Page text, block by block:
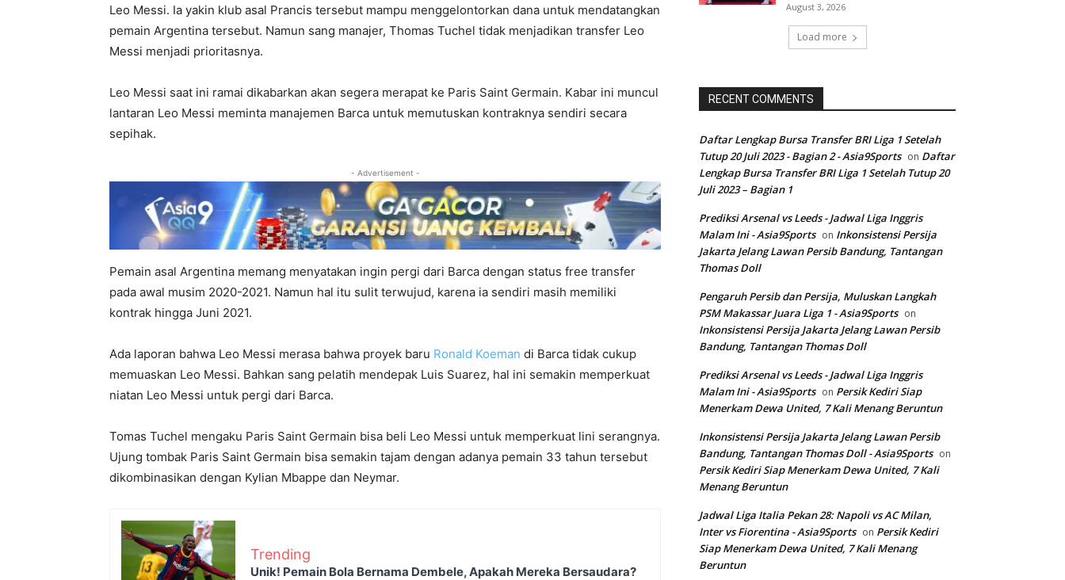
Leo Messi. Ia yakin klub asal Prancis tersebut mampu menggelontorkan dana untuk mendatangkan
pemain Argentina tersebut. Namun sang manajer, Thomas Tuchel tidak menjadikan transfer Leo
Messi menjadi prioritasnya.
Leo Messi saat ini ramai dikabarkan akan segera merapat ke Paris Saint Germain. Kabar ini muncul
lantaran Leo Messi meminta manajemen Barca untuk memutuskan kontraknya sendiri secara
sepihak.
- Advertisement -
Pemain asal Argentina memang menyatakan ingin pergi dari Barca dengan status free transfer
pada awal musim 2020-2021. Namun hal itu sulit terwujud, karena ia sendiri masih memiliki
kontrak hingga Juni 2021.
Ada laporan bahwa Leo Messi merasa bahwa proyek baru Ronald Koeman di Barca tidak cukup
memuaskan Leo Messi. Bahkan sang pelatih mendepak Luis Suarez, hal ini semakin memperkuat
niatan Leo Messi untuk pergi dari Barca.
Tomas Tuchel mengaku Paris Saint Germain bisa beli Leo Messi untuk memperkuat lini serangnya.
Ujung tombak Paris Saint Germain bisa semakin tajam dengan adanya pemain 33 tahun tersebut
dikombinasikan dengan Kylian Mbappe dan Neymar.
Trending
Unik! Pemain Bola Bernama Dembele, Apakah Mereka Bersaudara?
August 3, 2026
Load more
RECENT COMMENTS
Daftar Lengkap Bursa Transfer BRI Liga 1 Setelah
Tutup 20 Juli 2023 - Bagian 2 - Asia9Sports on Daftar
Lengkap Bursa Transfer BRI Liga 1 Setelah Tutup 20
Juli 2023 – Bagian 1
Prediksi Arsenal vs Leeds - Jadwal Liga Inggris
Malam Ini - Asia9Sports on Inkonsistensi Persija
Jakarta Jelang Lawan Persib Bandung, Tantangan
Thomas Doll
Pengaruh Persib dan Persija, Muluskan Langkah
PSM Makassar Juara Liga 1 - Asia9Sports on
Inkonsistensi Persija Jakarta Jelang Lawan Persib
Bandung, Tantangan Thomas Doll
Prediksi Arsenal vs Leeds - Jadwal Liga Inggris
Malam Ini - Asia9Sports on Persik Kediri Siap
Menerkam Dewa United, 7 Kali Menang Beruntun
Inkonsistensi Persija Jakarta Jelang Lawan Persib
Bandung, Tantangan Thomas Doll - Asia9Sports on
Persik Kediri Siap Menerkam Dewa United, 7 Kali
Menang Beruntun
Jadwal Liga Italia Pekan 28: Napoli vs AC Milan,
Inter vs Fiorentina - Asia9Sports on Persik Kediri
Siap Menerkam Dewa United, 7 Kali Menang
Beruntun